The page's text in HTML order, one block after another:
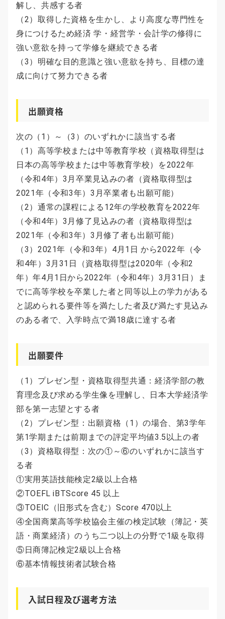
解し、共感する者
（2）取得した資格を生かし、より高度な専門性を
身につけるため経済 学・経営学・会計学の修得に
強い意欲を持って学修を継続できる者
（3）明確な目的意識と強い意欲を持ち、目標の達
成に向けて努力できる者
出願資格
次の（1）～（3）のいずれかに該当する者
（1）高等学校または中等教育学校（資格取得型は
日本の高等学校または中等教育学校）を2022年
（令和4年）3月卒業見込みの者（資格取得型は
2021年（令和3年）3月卒業者も出願可能）
（2）通常の課程による12年の学校教育を2022年
（令和4年）3月修了見込みの者（資格取得型は
2021年（令和3年）3月修了者も出願可能）
（3）2021年（令和3年）4月1日 から2022年（令
和4年）3月31日（資格取得型は2020年（令和2
年）年4月1日から2022年（令和4年）3月31日）ま
でに高等学校を卒業した者と同等以上の学力がある
と認められる要件等を満たした者及び満たす見込み
のある者で、入学時点で満18歳に達する者
出願要件
（1）プレゼン型・資格取得型共通：経済学部の教
育理念及び求める学生像を理解し、日本大学経済学
部を第一志望とする者
（2）プレゼン型：出願資格（1）の場合、第3学年
第1学期または前期までの評定平均値3.5以上の者
（3）資格取得型：次の①～⑥のいずれかに該当す
る者
①実用英語技能検定2級以上合格
②TOEFL iBTScore 45 以上
③TOEIC（旧形式を含む）Score 470以上
④全国商業高等学校協会主催の検定試験（簿記・英
語・商業経済）のうち二つ以上の分野で1級を取得
⑤日商簿記検定2級以上合格
⑥基本情報技術者試験合格
入試日程及び選考方法